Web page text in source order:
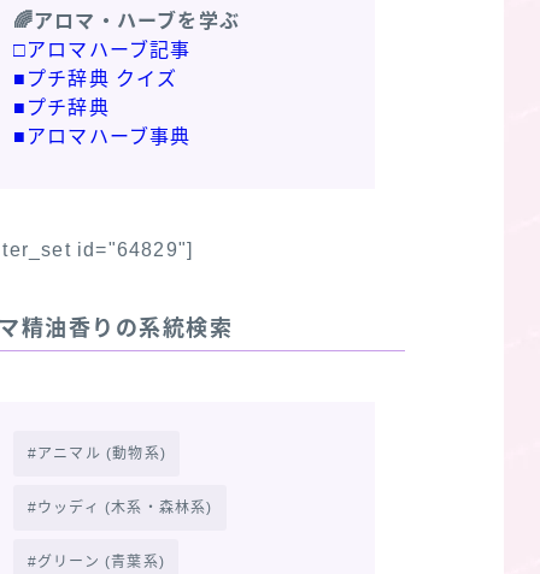
🌈アロマ・ハーブを学ぶ
□アロマハーブ記事
■プチ辞典 クイズ
■プチ辞典
■アロマハーブ事典
id="64829"]
精油香りの系統検索
アニマル (動物系)
ウッディ (木系・森林系)
グリーン (青葉系)